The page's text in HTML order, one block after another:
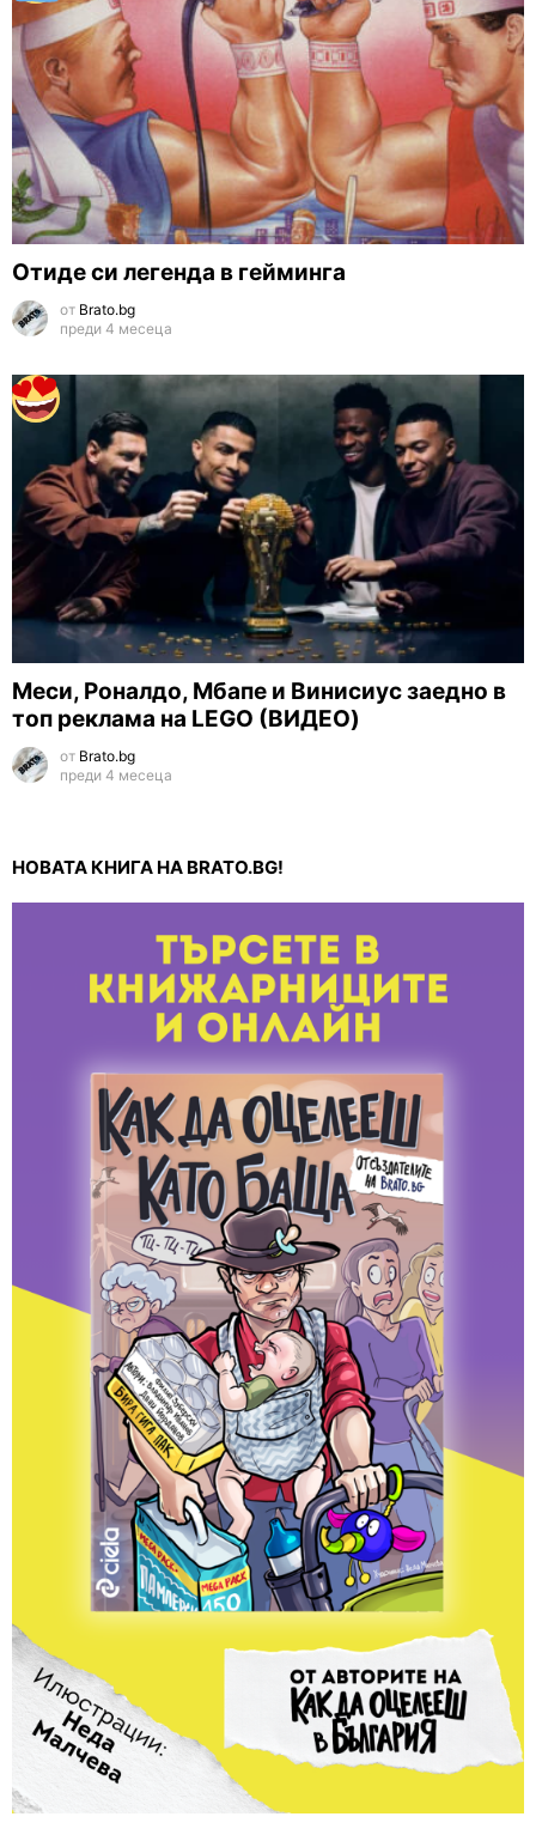
Отиде си легенда в гейминга
от Brato.bg
преди 4 месеца
Меси, Роналдо, Мбапе и Винисиус заедно в
топ реклама на LEGO (ВИДЕО)
от Brato.bg
преди 4 месеца
НОВАТА КНИГА НА BRATO.BG!